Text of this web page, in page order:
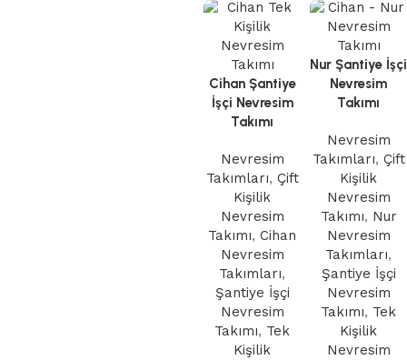
Cihan Şantiye
İşçi Nevresim
Takımı
Nevresim
Takımları, Çift
Kişilik
Nevresim
Takımı, Cihan
Nevresim
Takımları,
Şantiye İşçi
Nevresim
Takımı, Tek
Kişilik
Nur Şantiye İşçi
Nevresim
Takımı
Nevresim
Takımları, Çift
Kişilik
Nevresim
Takımı, Nur
Nevresim
Takımları,
Şantiye İşçi
Nevresim
Takımı, Tek
Kişilik
Nevresim